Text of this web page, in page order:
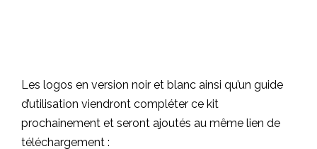
Les logos en version noir et blanc ainsi qu’un guide
d’utilisation viendront compléter ce kit
prochainement et seront ajoutés au même lien de
téléchargement :